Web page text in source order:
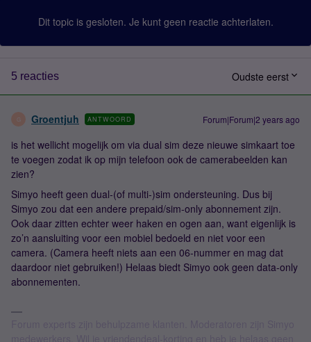
Dit topic is gesloten. Je kunt geen reactie achterlaten.
5 reacties Oudste eerst
G Groentjuh ANTWOORD Forum|Forum|2 years ago
is het wellicht mogelijk om via dual sim deze nieuwe simkaart toe
te voegen zodat ik op mijn telefoon ook de camerabeelden kan
zien?
Simyo heeft geen dual-(of multi-)sim ondersteuning. Dus bij
Simyo zou dat een andere prepaid/sim-only abonnement zijn.
Ook daar zitten echter weer haken en ogen aan, want eigenlijk is
zo’n aansluiting voor een mobiel bedoeld en niet voor een
camera. (Camera heeft niets aan een 06-nummer en mag dat
daardoor niet gebruiken!) Helaas biedt Simyo ook geen data-only
abonnementen.